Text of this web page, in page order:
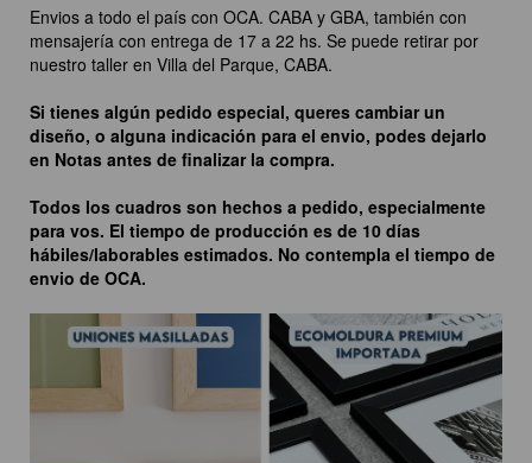
Envios a todo el país con OCA. CABA y GBA, también con
mensajería con entrega de 17 a 22 hs. Se puede retirar por
nuestro taller en Villa del Parque, CABA.
Si tienes algún pedido especial, queres cambiar un
diseño, o alguna indicación para el envio, podes dejarlo
en Notas antes de finalizar la compra.
Todos los cuadros son hechos a pedido, especialmente
para vos. El tiempo de producción es de 10 días
hábiles/laborables estimados. No contempla el tiempo de
envio de OCA.